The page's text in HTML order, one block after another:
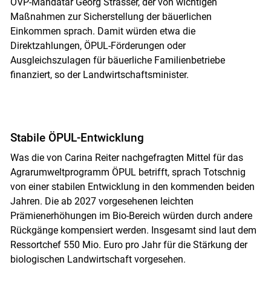
Maßnahmen zur Sicherstellung der bäuerlichen
Einkommen sprach. Damit würden etwa die
Direktzahlungen, ÖPUL-Förderungen oder
Ausgleichszulagen für bäuerliche Familienbetriebe
finanziert, so der Landwirtschaftsminister.
Stabile ÖPUL-Entwicklung
Was die von Carina Reiter nachgefragten Mittel für das
Agrarumweltprogramm ÖPUL betrifft, sprach Totschnig
von einer stabilen Entwicklung in den kommenden beiden
Jahren. Die ab 2027 vorgesehenen leichten
Prämienerhöhungen im Bio-Bereich würden durch andere
Rückgänge kompensiert werden. Insgesamt sind laut dem
Ressortchef 550 Mio. Euro pro Jahr für die Stärkung der
biologischen Landwirtschaft vorgesehen.